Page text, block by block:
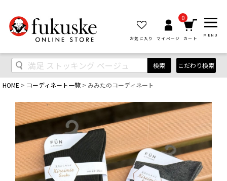
お気に入り マイページ
0
カート
MENU
検索 こだわり検索
HOME コーディネート一覧 みみたのコーディネート